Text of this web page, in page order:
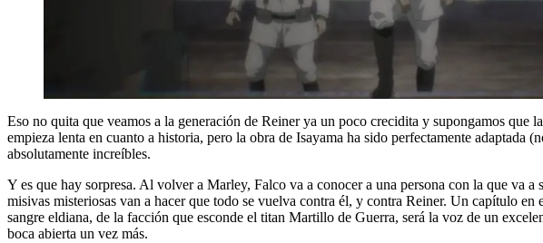
Eso no quita que veamos a la generación de Reiner ya un poco crecidita y supongamos que
empieza lenta en cuanto a historia, pero la obra de Isayama ha sido perfectamente adaptada
absolutamente increíbles.
Y es que hay sorpresa. Al volver a Marley, Falco va a conocer a una persona con la que va
misivas misteriosas van a hacer que todo se vuelva contra él, y contra Reiner. Un capítulo
sangre eldiana, de la facción que esconde el titan Martillo de Guerra, será la voz de un
boca abierta un vez más.